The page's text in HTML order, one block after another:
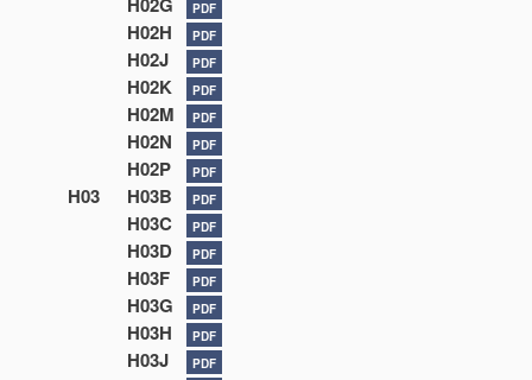
PDF
H02H PDF
H02J PDF
H02K PDF
H02M PDF
H02N PDF
H02P PDF
H03 H03B PDF
H03C PDF
H03D PDF
H03F PDF
H03G PDF
H03H PDF
H03J PDF